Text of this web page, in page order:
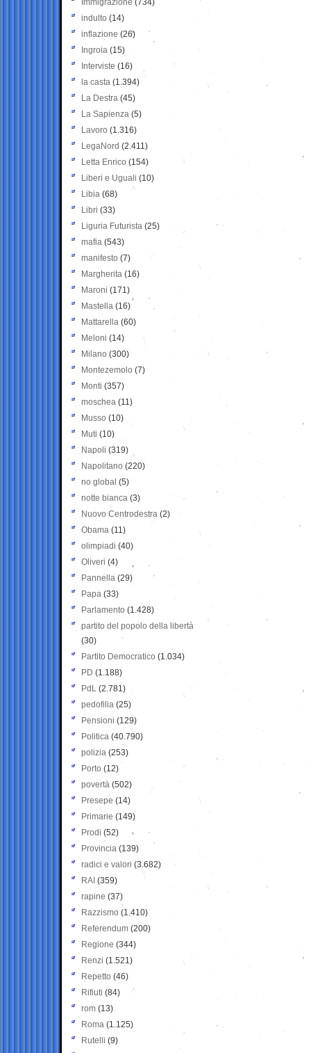
Immigrazione (734)
indulto (14)
inflazione (26)
Ingroia (15)
Interviste (16)
la casta (1.394)
La Destra (45)
La Sapienza (5)
Lavoro (1.316)
LegaNord (2.411)
Letta Enrico (154)
Liberi e Uguali (10)
Libia (68)
Libri (33)
Liguria Futurista (25)
mafia (543)
manifesto (7)
Margherita (16)
Maroni (171)
Mastella (16)
Mattarella (60)
Meloni (14)
Milano (300)
Montezemolo (7)
Monti (357)
moschea (11)
Musso (10)
Muti (10)
Napoli (319)
Napolitano (220)
no global (5)
notte bianca (3)
Nuovo Centrodestra (2)
Obama (11)
olimpiadi (40)
Oliveri (4)
Pannella (29)
Papa (33)
Parlamento (1.428)
partito del popolo della libertà
(30)
Partito Democratico (1.034)
PD (1.188)
PdL (2.781)
pedofilia (25)
Pensioni (129)
Politica (40.790)
polizia (253)
Porto (12)
povertà (502)
Presepe (14)
Primarie (149)
Prodi (52)
Provincia (139)
radici e valori (3.682)
RAI (359)
rapine (37)
Razzismo (1.410)
Referendum (200)
Regione (344)
Renzi (1.521)
Repetto (46)
Rifiuti (84)
rom (13)
Roma (1.125)
Rutelli (9)